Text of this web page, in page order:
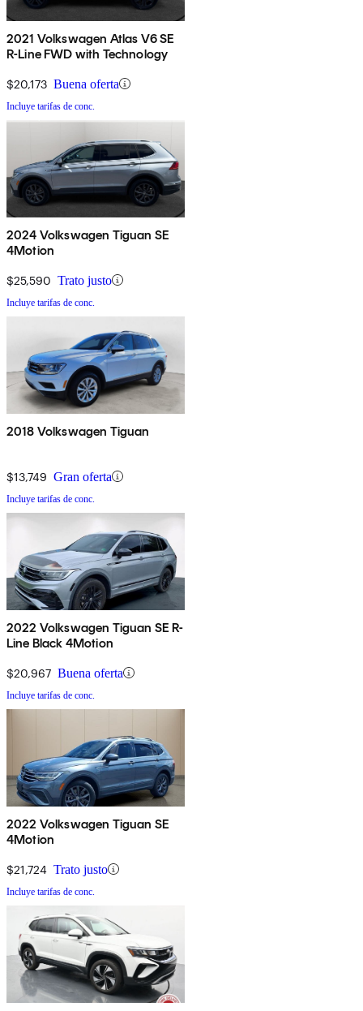
2021 Volkswagen Atlas V6 SE
R-Line FWD with Technology
$20,173 Buena oferta
Incluye tarifas de conc.
2024 Volkswagen Tiguan SE
4Motion
$25,590 Trato justo
Incluye tarifas de conc.
2018 Volkswagen Tiguan
$13,749 Gran oferta
Incluye tarifas de conc.
2022 Volkswagen Tiguan SE R-
Line Black 4Motion
$20,967 Buena oferta
Incluye tarifas de conc.
2022 Volkswagen Tiguan SE
4Motion
$21,724 Trato justo
Incluye tarifas de conc.